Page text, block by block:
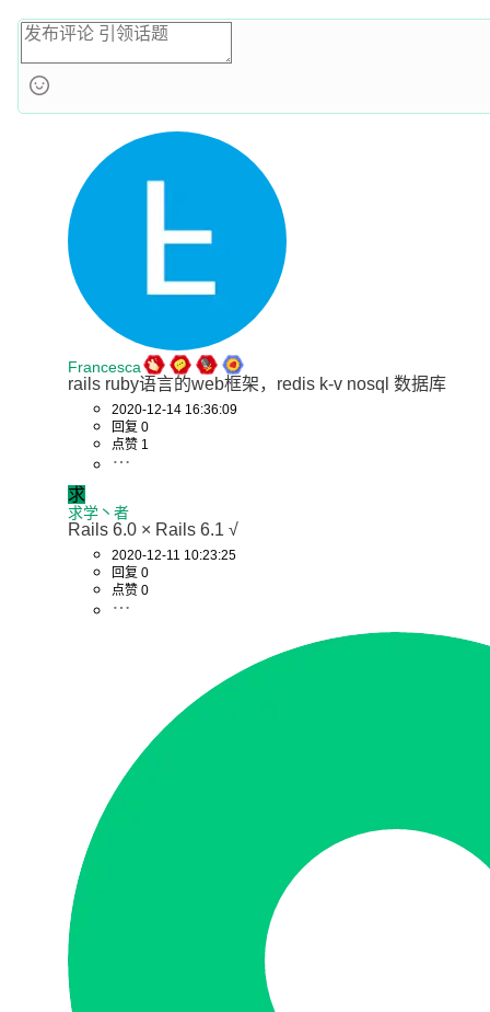
Francesca
rails ruby语言的web框架，redis k-v nosql 数据库
2020-12-14 16:36:09
回复 0
点赞 1
求
求学丶者
Rails 6.0 × Rails 6.1 √
2020-12-11 10:23:25
回复 0
点赞 0